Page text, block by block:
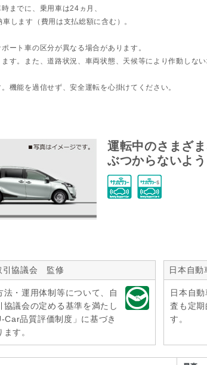
までに、乗用車は24ヵ月、
します（費用は支払総額に含む）。
ート車の区分が異なる場合があります。
す。また、道路状況、車両状態、天候等により作動しない
機能を過信せず、安全運転を心掛けてください。
運転中のさまざま
ぶつからないよう
引協議会 監修
法・運用体制等について、自
協議会の定める基準を満たし
Car品質評価制度」に基づき
す。
日本自動
日本自
査も定期
す。